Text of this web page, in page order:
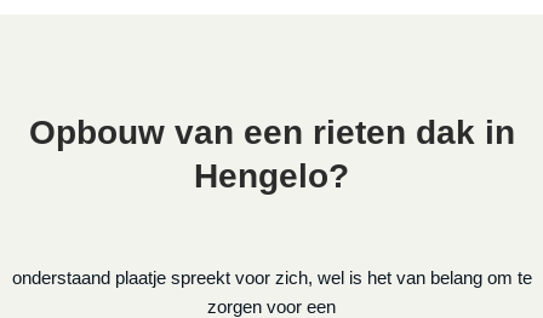
Opbouw van een rieten dak in
Hengelo?
onderstaand plaatje spreekt voor zich, wel is het van belang om te
zorgen voor een